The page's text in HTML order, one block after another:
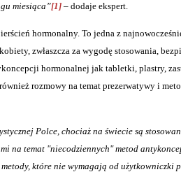
miesiąca”[1] – dodaje ekspert.
hormonalny. To jedna z
zwłaszcza za wygodę stosowania,
hormonalnej jak tabletki, plastry,
rozmowy na temat prezerwatywy i
Polce, chociaż na świecie są
na temat "niecodziennych" metod
które nie wymagają od